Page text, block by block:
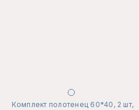
Комплект полотенец 60*40, 2 шт,